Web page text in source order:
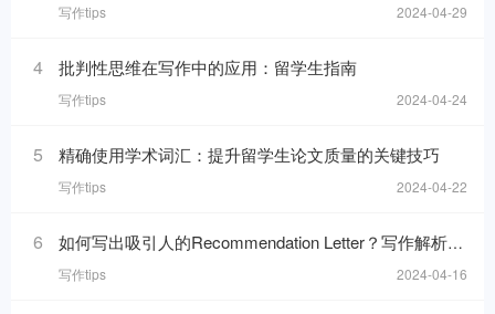
写作tips 2024-04-29
4 批判性思维在写作中的应用：留学生指南
写作tips 2024-04-24
5 精确使用学术词汇：提升留学生论文质量的关键技巧
写作tips 2024-04-22
6 如何写出吸引人的Recommendation Letter？写作解析与技巧！
写作tips 2024-04-16